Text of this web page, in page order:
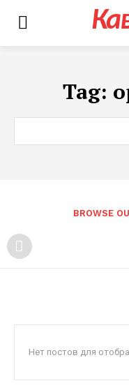
Tag:
BROWSE
Нет постов для